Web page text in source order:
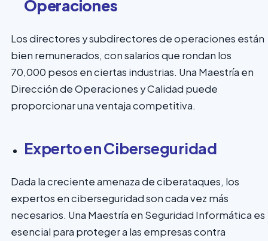
Operaciones
Los directores y subdirectores de operaciones están
bien remunerados, con salarios que rondan los
70,000 pesos en ciertas industrias. Una Maestría en
Dirección de Operaciones y Calidad puede
proporcionar una ventaja competitiva.
Experto en Ciberseguridad
Dada la creciente amenaza de ciberataques, los
expertos en ciberseguridad son cada vez más
necesarios. Una Maestría en Seguridad Informática es
esencial para proteger a las empresas contra